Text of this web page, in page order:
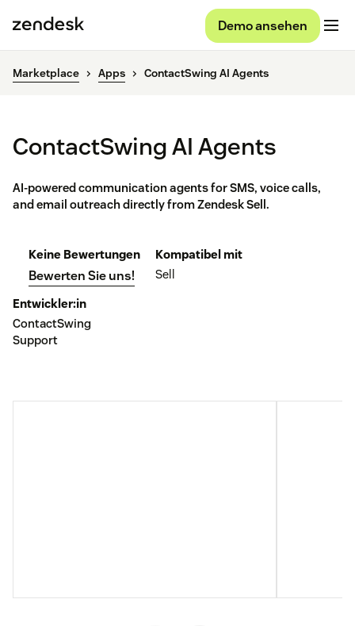
Demo ansehen
Marketplace Apps ContactSwing AI Agents
ContactSwing AI Agents
AI-powered communication agents for SMS, voice calls,
and email outreach directly from Zendesk Sell.
Keine Bewertungen
Bewerten Sie uns!
Kompatibel mit
Sell
Entwickler:in
ContactSwing
Support